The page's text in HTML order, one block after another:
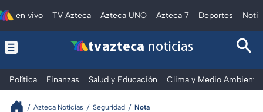
en vivo TV Azteca Azteca UNO Azteca 7 Deportes
tv azteca noticias
Política Finanzas Salud y Educación Clima y Medio Ambiente
Azteca Noticias Seguridad Nota